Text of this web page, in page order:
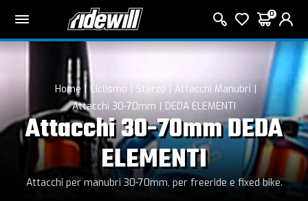
0
Home Ciclismo Sterzo
Attacchi Manubri
Attacchi 30-70mm
DEDA ELEMENTI
Attacchi 30-70mm DEDA
ELEMENTI
Attacchi per manubri 30-70mm, per freeride e fixed bike.